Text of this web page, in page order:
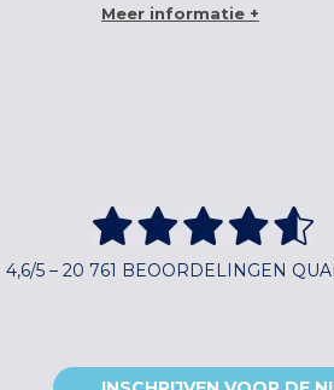
Meer informatie +
4,6/5 – 20 761 BEOORDELINGEN